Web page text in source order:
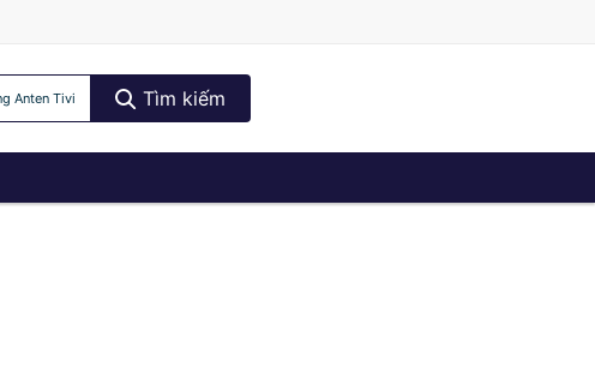
Anten Tivi Tìm kiếm